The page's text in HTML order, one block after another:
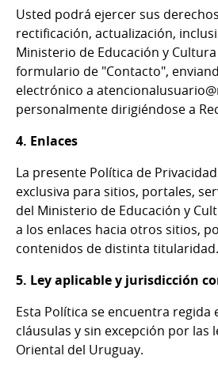
Usted podrá ejercer sus
rectificación, actualización,
Ministerio de Educación y
formulario de "Contacto",
electrónico a
personalmente dirigiéndose a
4. Enlaces
La presente Política de
exclusiva para sitios, portales,
del Ministerio de Educación y
a los enlaces hacia otros sitios,
contenidos de distinta titularidad.
5. Ley aplicable y jurisdicción
Esta Política se encuentra regida
cláusulas y sin excepción por las
Oriental del Uruguay.